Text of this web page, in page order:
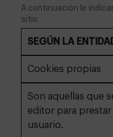
A continuación le
sitio.
SEGÚN LA
Cookies propias
Son aquellas que
editor para
usuario.